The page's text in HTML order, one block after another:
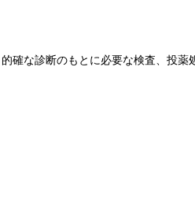
確な診断のもとに必要な検査、投薬